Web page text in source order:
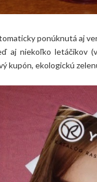
ponúknutá aj
aj niekoľko letáčikov
kupón, ekologickú